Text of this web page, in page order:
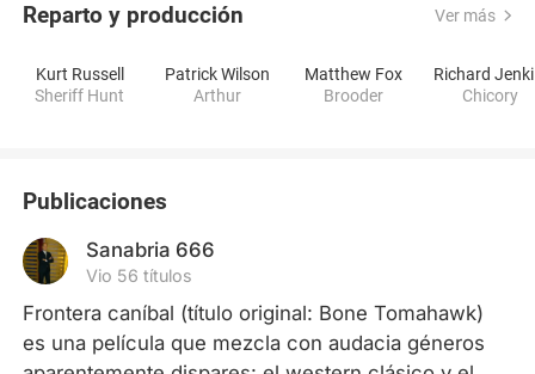
Reparto y producción Ver más
Kurt Russell
Sheriff Hunt
Patrick Wilson
Arthur
Matthew Fox
Brooder
Chicory
Publicaciones
Sanabria 666
Vio 56 títulos
Frontera caníbal (título original: Bone Tomahawk)
es una película que mezcla con audacia géneros